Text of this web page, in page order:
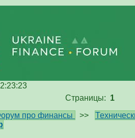
Страницы: 1
про финансы >>